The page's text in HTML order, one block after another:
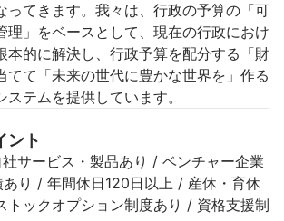
ってきます。我々は、行政の予算の「可
理」をベースとして、現在の行政におけ
本的に解決し、行政予算を配分する「財
てて「未来の世代に豊かな世界を」作る
テムを提供しています。
ント
サービス・製品あり / ベンチャー企業
り / 年間休日120日以上 / 産休・育休
トックオプション制度あり / 資格支援制